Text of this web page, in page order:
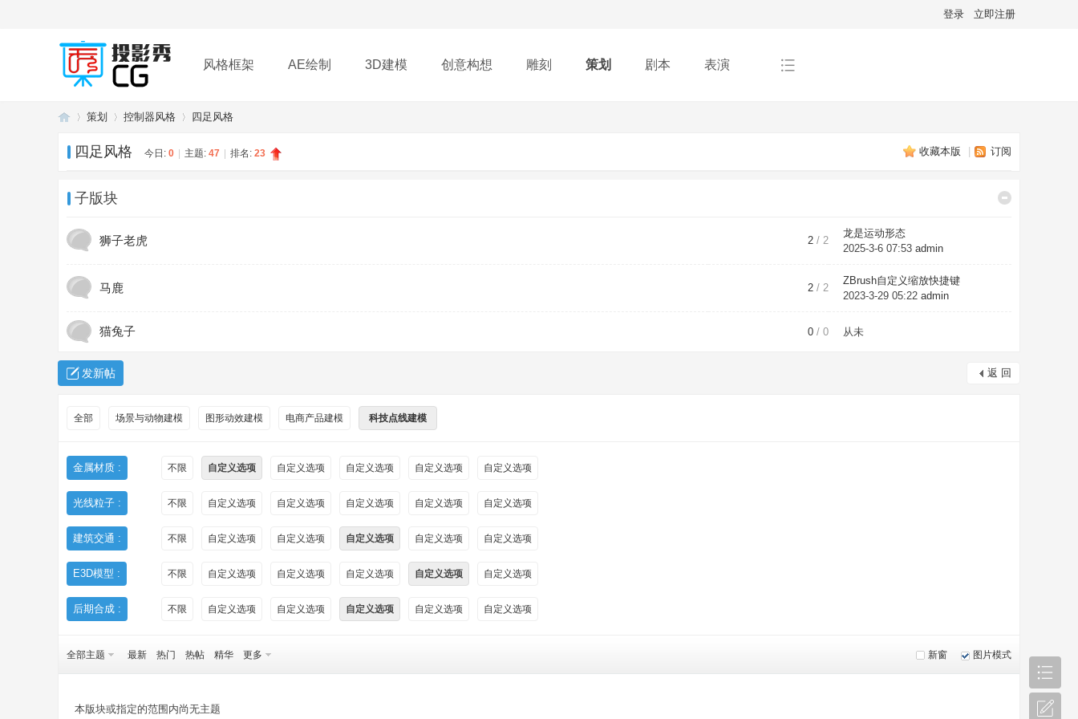
登录 立即注册
风格框架 AE绘制 3D建模 创意构想 雕刻 策划 剧本 表演
插件 帮助 下载
策划 控制器风格 四足风格
收藏本版 订阅
四足风格 今日: 0 主题: 47 排名: 23
子版块
狮子老虎 2 / 2
龙是运动形态
2025-3-6 07:53 admin
马鹿 2 / 2
ZBrush自定义缩放快捷键
2023-3-29 05:22 admin
猫兔子 0 / 0 从未
返 回
发新帖
全部 场景与动物建模 图形动效建模 电商产品建模 科技点线建模
金属材质 : 不限 自定义选项 自定义选项 自定义选项 自定义选项 自定义选项
光线粒子 : 不限 自定义选项 自定义选项 自定义选项 自定义选项 自定义选项
建筑交通 : 不限 自定义选项 自定义选项 自定义选项 自定义选项 自定义选项
E3D模型 : 不限 自定义选项 自定义选项 自定义选项 自定义选项 自定义选项
后期合成 : 不限 自定义选项 自定义选项 自定义选项 自定义选项 自定义选项
新窗
全部主题 最新 热门 热帖 精华 更多 图片模式
本版块或指定的范围内尚无主题